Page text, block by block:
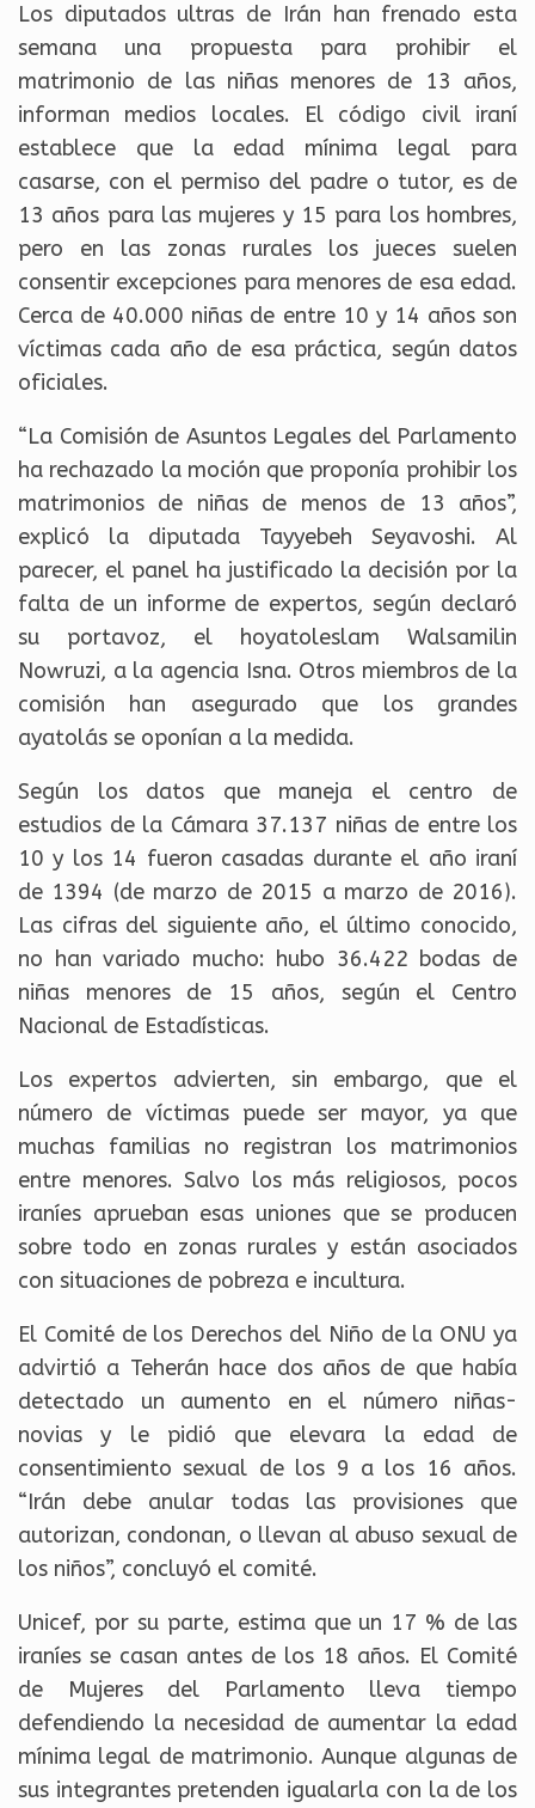
Los diputados ultras de Irán han frenado esta
semana una propuesta para prohibir el
matrimonio de las niñas menores de 13 años,
informan medios locales. El código civil iraní
establece que la edad mínima legal para
casarse, con el permiso del padre o tutor, es de
13 años para las mujeres y 15 para los hombres,
pero en las zonas rurales los jueces suelen
consentir excepciones para menores de esa edad.
Cerca de 40.000 niñas de entre 10 y 14 años son
víctimas cada año de esa práctica, según datos
oficiales.
“La Comisión de Asuntos Legales del Parlamento
ha rechazado la moción que proponía prohibir los
matrimonios de niñas de menos de 13 años”,
explicó la diputada Tayyebeh Seyavoshi. Al
parecer, el panel ha justificado la decisión por la
falta de un informe de expertos, según declaró
su portavoz, el hoyatoleslam Walsamilin
Nowruzi, a la agencia Isna. Otros miembros de la
comisión han asegurado que los grandes
ayatolás se oponían a la medida.
Según los datos que maneja el centro de
estudios de la Cámara 37.137 niñas de entre los
10 y los 14 fueron casadas durante el año iraní
de 1394 (de marzo de 2015 a marzo de 2016).
Las cifras del siguiente año, el último conocido,
no han variado mucho: hubo 36.422 bodas de
niñas menores de 15 años, según el Centro
Nacional de Estadísticas.
Los expertos advierten, sin embargo, que el
número de víctimas puede ser mayor, ya que
muchas familias no registran los matrimonios
entre menores. Salvo los más religiosos, pocos
iraníes aprueban esas uniones que se producen
sobre todo en zonas rurales y están asociados
con situaciones de pobreza e incultura.
El Comité de los Derechos del Niño de la ONU ya
advirtió a Teherán hace dos años de que había
detectado un aumento en el número niñas-
novias y le pidió que elevara la edad de
consentimiento sexual de los 9 a los 16 años.
“Irán debe anular todas las provisiones que
autorizan, condonan, o llevan al abuso sexual de
los niños”, concluyó el comité.
Unicef, por su parte, estima que un 17 % de las
iraníes se casan antes de los 18 años. El Comité
de Mujeres del Parlamento lleva tiempo
defendiendo la necesidad de aumentar la edad
mínima legal de matrimonio. Aunque algunas de
sus integrantes pretenden igualarla con la de los